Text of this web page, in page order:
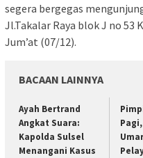
segera bergegas
Jl.Takalar Raya blok J no 53
Jum’at (07/12).
BACAAN LAINNYA
Ayah Bertrand
Angkat Suara:
Kapolda Sulsel
Menangani Kasus